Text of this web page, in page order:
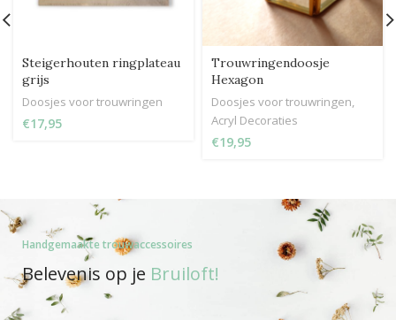
Steigerhouten ringplateau
grijs
Doosjes voor trouwringen
€
Trouwringendoosje
Hexagon
Doosjes voor trouwringen,
Acryl Decoraties
€
Handgemaakte trouwaccessoires
Belevenis op je Bruiloft!